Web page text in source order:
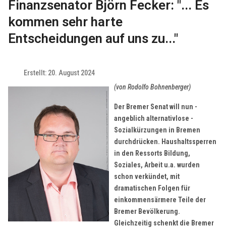
Finanzsenator Björn Fecker: "... Es
kommen sehr harte
Entscheidungen auf uns zu..."
Erstellt: 20. August 2024
(von Rodolfo Bohnenberger)
Der Bremer Senat will nun -
angeblich alternativlose -
Sozialkürzungen in Bremen
durchdrücken. Haushaltssperren
in den Ressorts Bildung,
Soziales, Arbeit u.a. wurden
schon verkündet, mit
dramatischen Folgen für
einkommensärmere Teile der
Bremer Bevölkerung.
Gleichzeitig schenkt die Bremer